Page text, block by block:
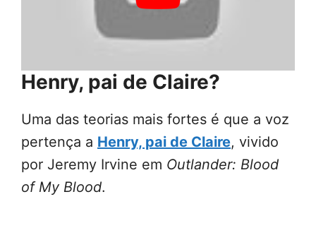
Henry, pai de Claire?
Uma das teorias mais fortes é que a voz
pertença a Henry, pai de Claire, vivido
por Jeremy Irvine em Outlander: Blood
of My Blood.